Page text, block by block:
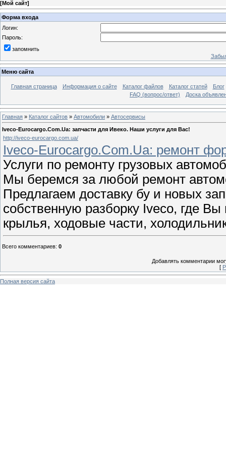
[Мой сайт]
Форма входа
Логин:
Пароль:
запомнить
Меню сайта
Главная страница Информация о сайте Каталог файлов Каталог статей
Блог
FAQ (вопрос/ответ)
Доска
Главная » Каталог сайтов » Автомобили » Автосервисы
Iveco-Eurocargo.Com.Ua: запчасти для Ивеко. Наши услуги для Вас!
http://iveco-eurocargo.com.ua/
Iveco-Eurocargo.Com.Ua: ремонт
Услуги по ремонту грузовых
Мы беремся за любой ремонт
Предлагаем доставку бу и новых
собственную разборку Iveco, где
крылья, ходовые части,
Всего комментариев: 0
Добавлять комментарии
[
Полная версия сайта